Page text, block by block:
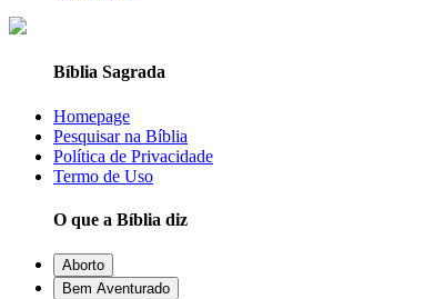
Bíblia Sagrada
Homepage
Pesquisar na Bíblia
Política de Privacidade
Termo de Uso
O que a Bíblia diz
Aborto
Bem Aventurado